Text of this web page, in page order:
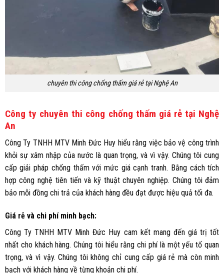
chuyên thi công chống thấm giá rẻ tại Nghệ An
Công ty chuyên thi công chống thấm giá rẻ tại Nghệ
An
Công Ty TNHH MTV Minh Đức Huy hiểu rằng việc bảo vệ công trình
khỏi sự xâm nhập của nước là quan trọng, và vì vậy. Chúng tôi cung
cấp giải pháp chống thấm với mức giá cạnh tranh. Bằng cách tích
hợp công nghệ tiên tiến và kỹ thuật chuyên nghiệp. Chúng tôi đảm
bảo mỗi đồng chi trả của khách hàng đều đạt được hiệu quả tối đa.
Giá rẻ và chi phí minh bạch:
Công Ty TNHH MTV Minh Đức Huy cam kết mang đến giá trị tốt
nhất cho khách hàng. Chúng tôi hiểu rằng chi phí là một yếu tố quan
trọng, và vì vậy. Chúng tôi không chỉ cung cấp giá rẻ mà còn minh
bạch với khách hàng về từng khoản chi phí.